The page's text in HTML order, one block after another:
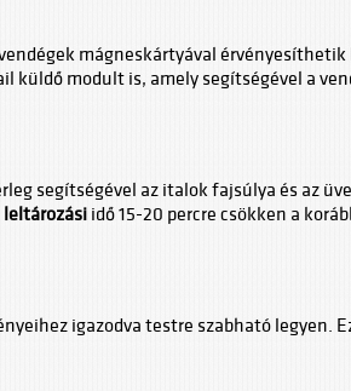
mágneskártyával
modult is, amely segítségével a
segítségével az italok fajsúlya és az
leltározási idő 15-20 percre csökken a
igazodva testre szabható legyen.